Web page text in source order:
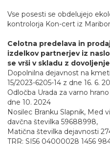
Vse posesti se obdelujejo
kontrolorja Kon-cert iz
Celotna predelava in
izdelkov partnerjev iz
se vrši v skladu z
Dopolnilna dejavnost na
15/2023-6205-14 z dne 16. 6.
Odločba Urada za varno
dne 10. 2024
Nosilec Branku Slapnik, Med
davčna številka 59688998,
Matična številka dejavnosti
TRR: SI56 04000028 1456